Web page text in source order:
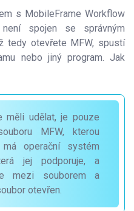
s MobileFrame Workflow
spojen se správným
tedy otevřete MFW, spustí
nebo jiný program. Jak
měli udělat, je pouze
MFW, kterou
operační systém
jej podporuje, a
mezi souborem a
otevřen.